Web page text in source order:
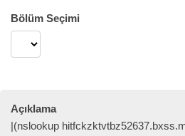
Bölüm Seçimi
Açıklama
|(nslookup